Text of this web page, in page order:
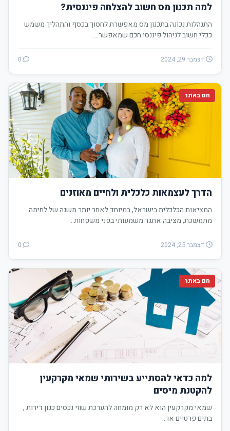
למה תכנון מס חשוב להצלחה פיננסית?
התנהלות נכונה בתכנון מס מאפשרת לחסוך בכסף והתהליך משמש
ככלי חשוב לניהול פיננסי חכם שמאפשר…
דצמבר 29, 2024
חם באתר
הדרך לעצמאות כלכלית ולחיים מאוזנים
המציאות הכלכלית בישראל, במיוחד לאחר יותר משנה של לחימה
מתמשכת, מציבה אתגר משמעותי בפני משפחות…
דצמבר 25, 2024
חם באתר
למה כדאי להסתייע בשירותי שמאי מקרקעין
להקטנת מיסים
שמאי מקרקעין הוא לא רק מומחה להערכת שווי נכסים כגון דירות ,
בתים פרטיים או…